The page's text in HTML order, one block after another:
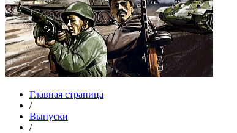
Главная страница
/
Выпуски
/